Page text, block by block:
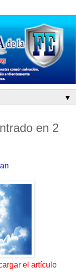
▼
en 2
el artículo